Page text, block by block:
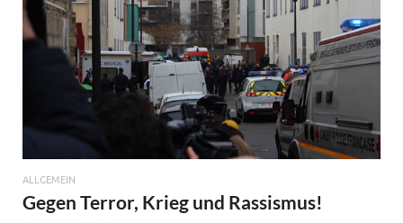
ALLGEMEIN
Gegen Terror, Krieg und Rassismus!